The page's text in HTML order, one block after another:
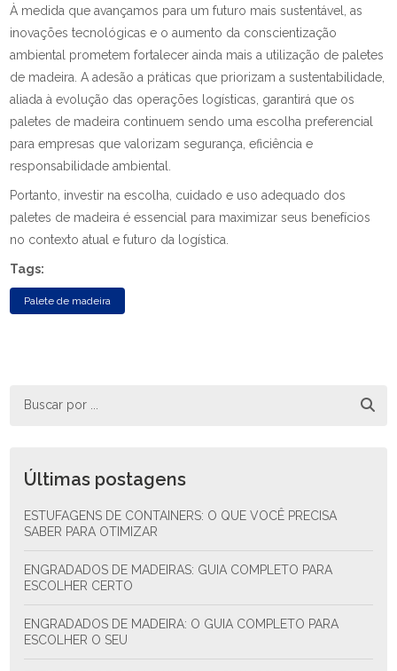
À medida que avançamos para um futuro mais sustentável, as
inovações tecnológicas e o aumento da conscientização
ambiental prometem fortalecer ainda mais a utilização de paletes
de madeira. A adesão a práticas que priorizam a sustentabilidade,
aliada à evolução das operações logísticas, garantirá que os
paletes de madeira continuem sendo uma escolha preferencial
para empresas que valorizam segurança, eficiência e
responsabilidade ambiental.
Portanto, investir na escolha, cuidado e uso adequado dos
paletes de madeira é essencial para maximizar seus benefícios
no contexto atual e futuro da logística.
Tags:
Palete de madeira
Últimas postagens
ESTUFAGENS DE CONTAINERS: O QUE VOCÊ PRECISA
SABER PARA OTIMIZAR
ENGRADADOS DE MADEIRAS: GUIA COMPLETO PARA
ESCOLHER CERTO
ENGRADADOS DE MADEIRA: O GUIA COMPLETO PARA
ESCOLHER O SEU